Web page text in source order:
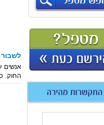
החוק.